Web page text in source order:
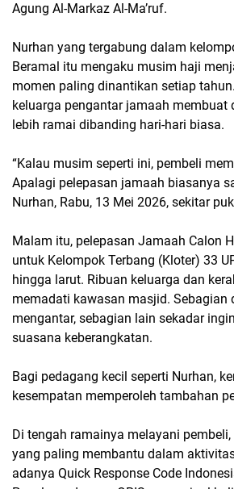
Agung Al-Markaz Al-Ma’ruf.
Nurhan yang tergabung dalam
Beramal itu mengaku musim haji
momen paling dinantikan setiap
keluarga pengantar jamaah membuat
lebih ramai dibanding hari-hari biasa.
“Kalau musim seperti ini, pembeli
Apalagi pelepasan jamaah biasanya
Nurhan, Rabu, 13 Mei 2026, sekitar
Malam itu, pelepasan Jamaah Calon
untuk Kelompok Terbang (Kloter) 33
hingga larut. Ribuan keluarga dan
memadati kawasan masjid. Sebagian
mengantar, sebagian lain sekadar
suasana keberangkatan.
Bagi pedagang kecil seperti Nurhan,
kesempatan memperoleh tambahan
Di tengah ramainya melayani
yang paling membantu dalam
adanya Quick Response Code